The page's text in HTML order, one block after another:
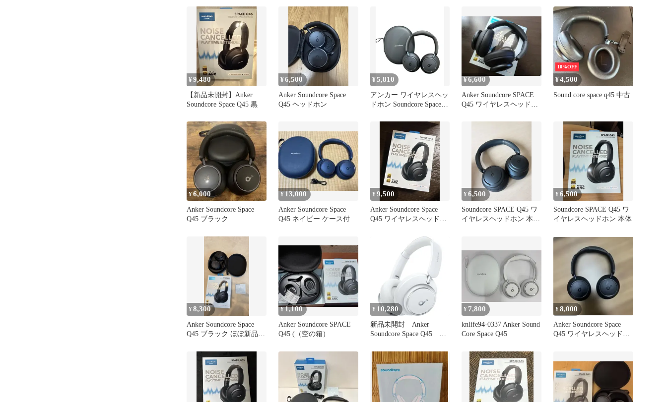
¥9,480
【新品未開封】Anker
Soundcore Space Q45 黒
¥6,500
Anker Soundcore Space
Q45 ヘッドホン
¥5,810
アンカー ワイヤレスヘッ
ドホン Soundcore Space
¥6,600
Anker Soundcore SPACE
Q45 ワイヤレスヘッドホ
10%OFF
¥4,500
Sound core space q45 中古
¥6,000
Anker Soundcore Space
Q45 ブラック
¥ 13,000
Anker Soundcore Space
Q45 ネイビー ケース付
¥9,500
Anker Soundcore Space
Q45 ワイヤレスヘッドホ
¥6,500
Soundcore SPACE Q45 ワ
イヤレスヘッドホン 本体
¥6,500
Soundcore SPACE Q45 ワ
イヤレスヘッドホン 本体
¥8,300
Anker Soundcore Space
Q45 ブラック ほぼ新品
¥1,100
Anker Soundcore SPACE
Q45 (（空の箱）
¥ 10,280
新品未開封 Anker
Soundcore Space Q45 ホ
¥ 7,800
knlife94-0337 Anker Sound
Core Space Q45
¥8,000
Anker Soundcore Space
Q45 ワイヤレスヘッドホ